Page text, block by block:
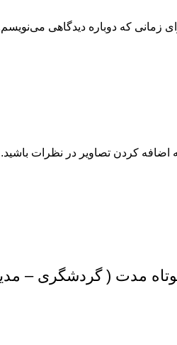
زمانی که دوباره دیدگاهی
اضافه کردن تصاویر در نظرات باشید.
مدت ( گردشگری –